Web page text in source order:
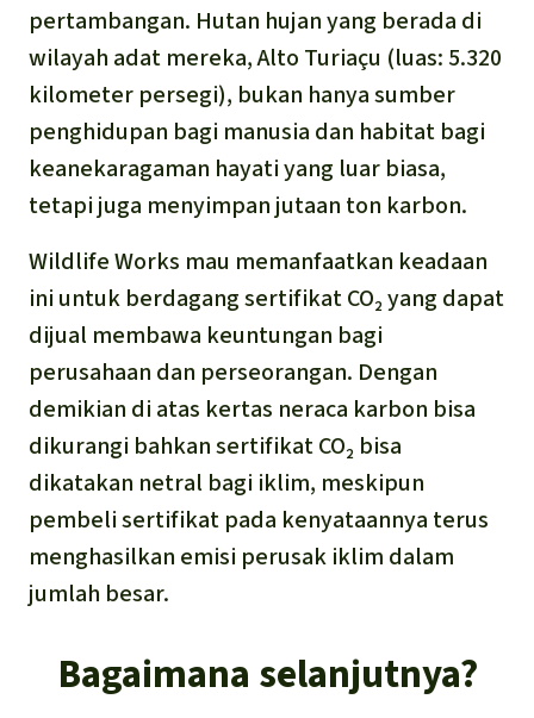
pertambangan. Hutan hujan yang berada di
wilayah adat mereka, Alto Turiaçu (luas: 5.320
kilometer persegi), bukan hanya sumber
penghidupan bagi manusia dan habitat bagi
keanekaragaman hayati yang luar biasa,
tetapi juga menyimpan jutaan ton karbon.
Wildlife Works mau memanfaatkan keadaan
ini untuk berdagang sertifikat CO₂ yang dapat
dijual membawa keuntungan bagi
perusahaan dan perseorangan. Dengan
demikian di atas kertas neraca karbon bisa
dikurangi bahkan sertifikat CO₂ bisa
dikatakan netral bagi iklim, meskipun
pembeli sertifikat pada kenyataannya terus
menghasilkan emisi perusak iklim dalam
jumlah besar.
Bagaimana selanjutnya?